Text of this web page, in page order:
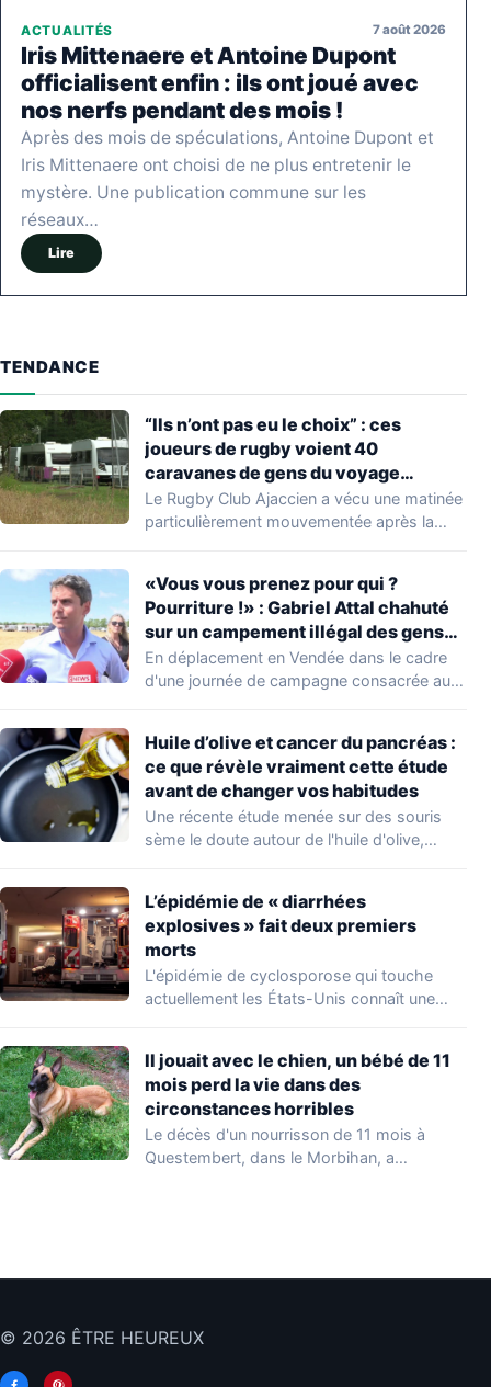
ACTUALITÉS 7 août 2026
Iris Mittenaere et Antoine Dupont
officialisent enfin : ils ont joué avec
nos nerfs pendant des mois !
Après des mois de spéculations, Antoine Dupont et
Iris Mittenaere ont choisi de ne plus entretenir le
mystère. Une publication commune sur les
réseaux…
Lire
TENDANCE
“Ils n’ont pas eu le choix” : ces
joueurs de rugby voient 40
caravanes de gens du voyage
s’installer dans leur stade, ils les
délogent en moins d’1 heure
Le Rugby Club Ajaccien a vécu une matinée
particulièrement mouvementée après la
«Vous vous prenez pour qui ?
Pourriture !» : Gabriel Attal chahuté
sur un campement illégal des gens
du voyage
En déplacement en Vendée dans le cadre
d'une journée de campagne consacrée aux
Huile d’olive et cancer du pancréas :
ce que révèle vraiment cette étude
avant de changer vos habitudes
Une récente étude menée sur des souris
sème le doute autour de l'huile d'olive,…
L’épidémie de « diarrhées
explosives » fait deux premiers
morts
L'épidémie de cyclosporose qui touche
actuellement les États-Unis connaît une
Il jouait avec le chien, un bébé de 11
mois perd la vie dans des
circonstances horribles
Le décès d'un nourrisson de 11 mois à
Questembert, dans le Morbihan, a
© 2026 ÊTRE HEUREUX